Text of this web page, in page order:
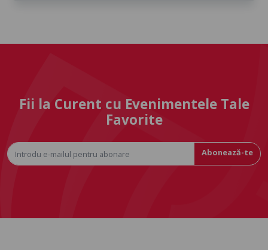
Fii la Curent cu Evenimentele Tale
Favorite
Abonează-te